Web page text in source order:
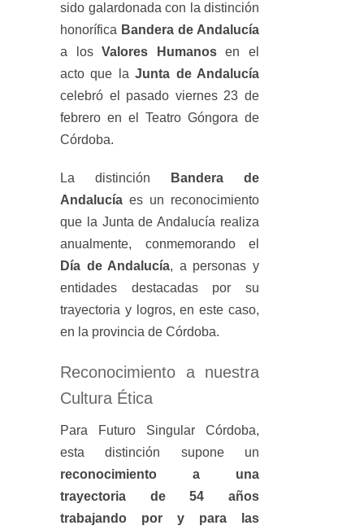
sido galardonada con la distinción
honorífica Bandera de Andalucía
a losValores Humanosen el
acto que laJunta de Andalucía
celebró el pasado viernes 23 de
febrero en el Teatro Góngora de
Córdoba.
La distinción Bandera de
Andalucía es un reconocimiento
que la Junta de Andalucía realiza
anualmente, conmemorando el
Día de Andalucía, a personas y
entidades destacadas por su
trayectoria y logros, en este caso,
en la provincia de Córdoba.
Reconocimiento a nuestra
Cultura Ética
Para Futuro Singular Córdoba,
esta distinción supone un
reconocimiento a una
trayectoria de 54 años
trabajando por y para las